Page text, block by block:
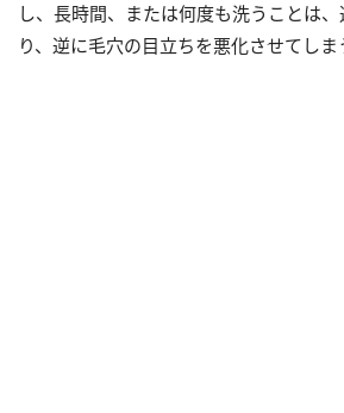
し、長時間、または何度も洗うことは
り、逆に毛穴の目立ちを悪化させてしま